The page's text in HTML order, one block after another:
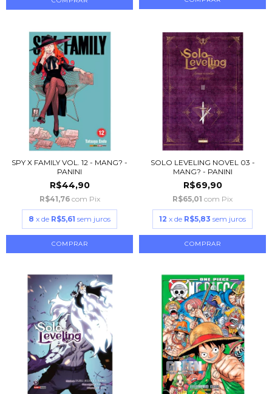
SPY X FAMILY VOL. 12 - MANG? -
PANINI
R$44,90
R$41,76 com Pix
8 x de R$5,61 sem juros
SOLO LEVELING NOVEL 03 -
MANG? - PANINI
R$69,90
R$65,01 com Pix
12 x de R$5,83 sem juros